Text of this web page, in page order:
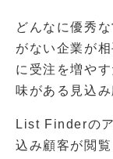
どんなに優秀
がない企業が
に受注を増や
味がある見込
List Finderの
込み顧客が閲